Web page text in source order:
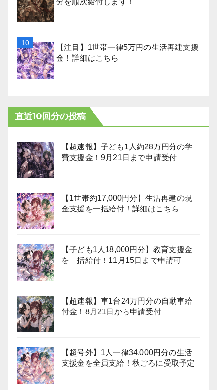
分を順次給付します！
【注目】1世帯一律5万円の生活再建支援
金！詳細はこちら
直近10回分の投稿
【超速報】子ども1人約28万円分の学
費支援金！9月21日まで申請受付
【1世帯約17,000円分】生活再建の現
金支援を一括給付！詳細はこちら
【子ども1人18,000円分】教育支援金
を一括給付！11月15日まで申請可
【超速報】車1台24万円分の自動車給
付金！8月21日から申請受付
【超号外】1人一律34,000円分の生活
支援金を全員支給！秋ごろに受取予定